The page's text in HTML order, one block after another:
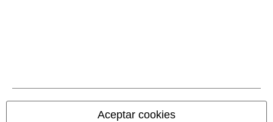
Aceptar cookies
© 1986-2026 E.M.P. Merchandising HGmbH